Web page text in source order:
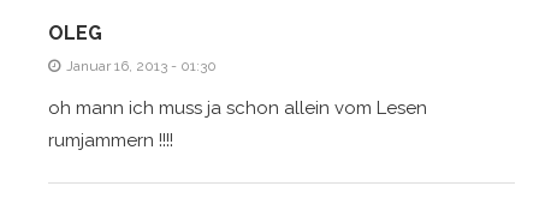
OLEG
Januar 16, 2013 - 01:30
oh mann ich muss ja schon allein vom Lesen
rumjammern !!!!